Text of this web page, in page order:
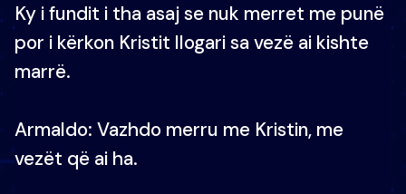
Ky i fundit i tha asaj se nuk merret me punë
por i kërkon Kristit llogari sa vezë ai kishte
marrë.
Armaldo: Vazhdo merru me Kristin, me
vezët që ai ha.